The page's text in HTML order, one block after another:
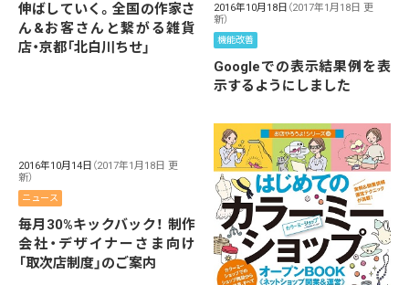
伸ばしていく。全国の作家さ
ん&お客さんと繋がる雑貨
店・京都「北白川ちせ」
2016年10月18日 （2017年1月18日 更
新）
機能改善
Googleでの表示結果例を表
示するようにしました
2016年10月14日 （2017年1月18日 更
新）
ニュース
毎月30%キックバック！ 制作
会社・デザイナーさま向け
「取次店制度」のご案内